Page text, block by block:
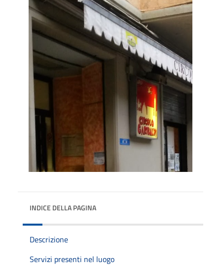
INDICE DELLA PAGINA
Descrizione
Servizi presenti nel luogo